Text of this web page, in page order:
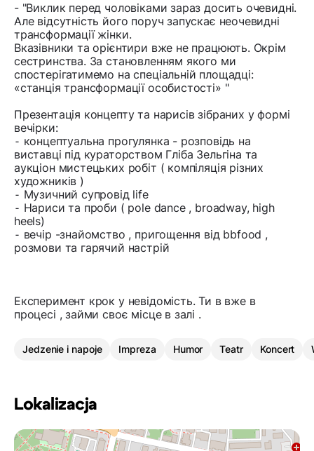
- "Виклик перед чоловіками зараз досить очевидні.
Але відсутність його поруч запускає неочевидні
трансформації жінки.
Вказівники та орієнтири вже не працюють. Окрім
сестринства. За становленням якого ми
спостерігатимемо на спеціальній площадці:
«станція трансформації особистості» "
Презентація концепту та нарисів зібраних у формі
вечірки:
⁃ концептуальна прогулянка - розповідь на
виставці під кураторством Гліба Зельгіна та
аукціон мистецьких робіт ( компіляція різних
художників )
⁃ Музичний супровід life
⁃ Нариси та проби ( pole dance , broadway, high
heels)
⁃ вечір -знайомство , пригощення від bbfood ,
розмови та гарячий настрій
Експеримент крок у невідомість. Ти в вже в
процесі , займи своє місце в залі .
Jedzenie i napoje Impreza Humor Teatr Koncert
Lokalizacja